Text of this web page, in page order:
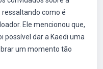
como é
Ele mencionou que,
possível dar a Kaedi uma
um momento tão